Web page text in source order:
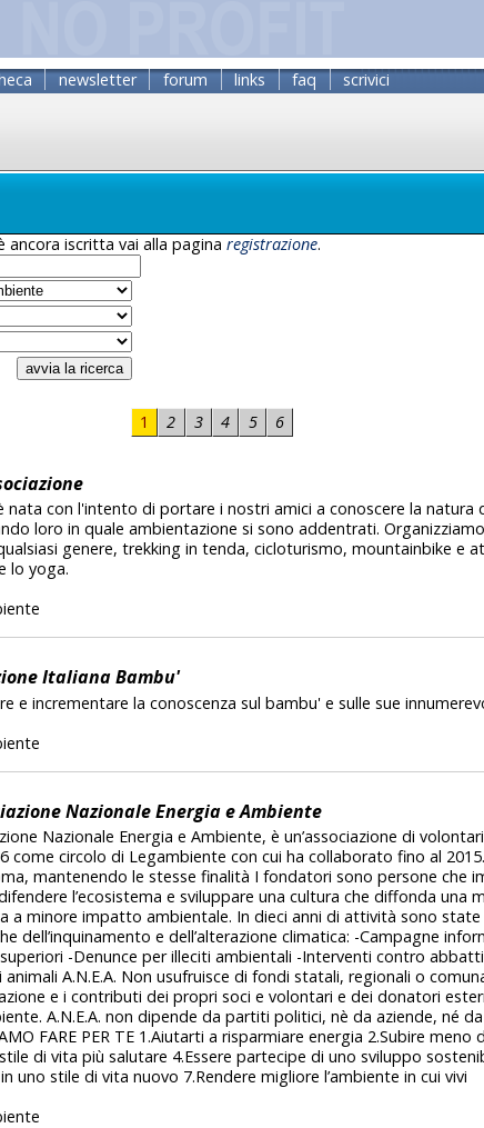
newsletter forum links faq scrivici
ancora iscritta vai alla paginaregistrazione.
1
2 3 4 5 6
nata con l'intento di portare i nostri amici a conoscere la natura
loro in quale ambientazione si sono addentrati.
genere, trekking in tenda, cicloturismo, mountainbike e
lo yoga.
Italiana Bambu'
e incrementare la conoscenza sul bambu' e sulle sue
Nazionale Energia e Ambiente
Nazionale Energia e Ambiente, è un’associazione di
come circolo di Legambiente con cui ha collaborato fino al
mantenendo le stesse finalità I fondatori sono persone che
l’ecosistema e sviluppare una cultura che diffonda una
a minore impatto ambientale. In dieci anni di attività sono
dell’inquinamento e dell’alterazione climatica: -Campagne
-Denunce per illeciti ambientali -Interventi contro
A.N.E.A. Non usufruisce di fondi statali, regionali o
e i contributi dei propri soci e volontari e dei donatori
A.N.E.A. non dipende da partiti politici, nè da aziende, né
FARE PER TE 1.Aiutarti a risparmiare energia 2.Subire meno
di vita più salutare 4.Essere partecipe di uno sviluppo
uno stile di vita nuovo 7.Rendere migliore l’ambiente in cui vivi